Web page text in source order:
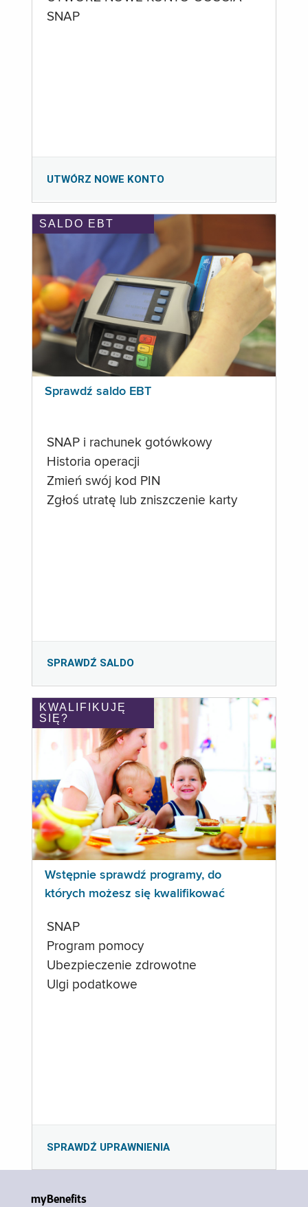
SNAP
UTWÓRZ NOWE KONTO
SALDO EBT
Sprawdź saldo EBT
SNAP i rachunek gotówkowy
Historia operacji
Zmień swój kod PIN
Zgłoś utratę lub zniszczenie karty
SPRAWDŹ SALDO
KWALIFIKUJĘ
SIĘ?
Wstępnie sprawdź programy, do
których możesz się kwalifikować
SNAP
Program pomocy
Ubezpieczenie zdrowotne
Ulgi podatkowe
SPRAWDŹ UPRAWNIENIA
myBenefits